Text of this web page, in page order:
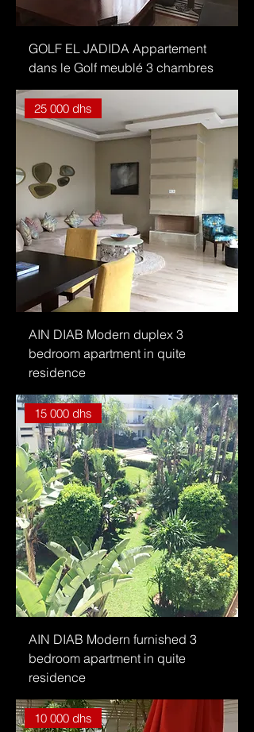
GOLF EL JADIDA Appartement
dans le Golf meublé 3 chambres
25 000 dhs
AIN DIAB Modern duplex 3
bedroom apartment in quite
residence
15 000 dhs
AIN DIAB Modern furnished 3
bedroom apartment in quite
residence
10 000 dhs